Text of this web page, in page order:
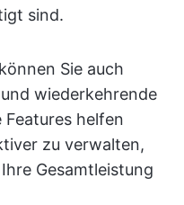
sind.
Sie auch
wiederkehrende
Features helfen
zu verwalten,
Gesamtleistung